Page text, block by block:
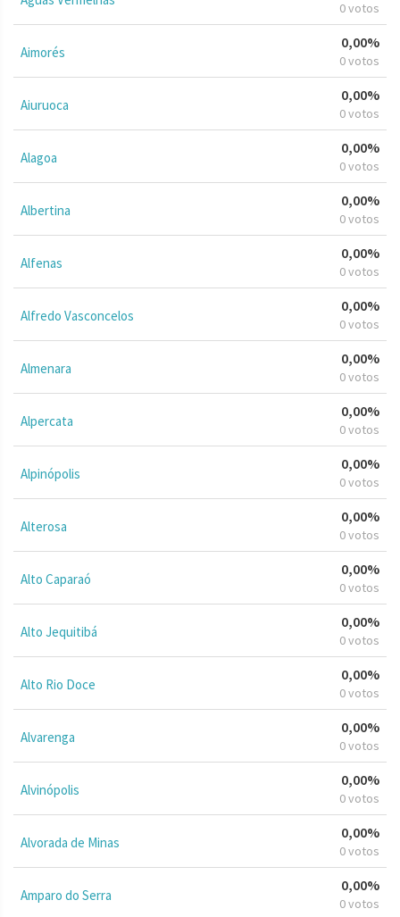
0 votos
Aimorés
0,00%
0 votos
Aiuruoca
0,00%
0 votos
Alagoa
0,00%
0 votos
Albertina
0,00%
0 votos
Alfenas
0,00%
0 votos
Alfredo Vasconcelos
0,00%
0 votos
Almenara
0,00%
0 votos
Alpercata
0,00%
0 votos
Alpinópolis
0,00%
0 votos
Alterosa
0,00%
0 votos
Alto Caparaó
0,00%
0 votos
Alto Jequitibá
0,00%
0 votos
Alto Rio Doce
0,00%
0 votos
Alvarenga
0,00%
0 votos
Alvinópolis
0,00%
0 votos
Alvorada de Minas
0,00%
0 votos
Amparo do Serra
0,00%
0 votos